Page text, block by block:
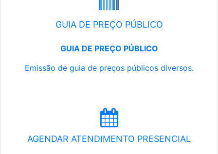
GUIA DE PREÇO PÚBLICO
GUIA DE PREÇO PÚBLICO
Emissão de guia de preços públicos diversos.
AGENDAR ATENDIMENTO PRESENCIAL